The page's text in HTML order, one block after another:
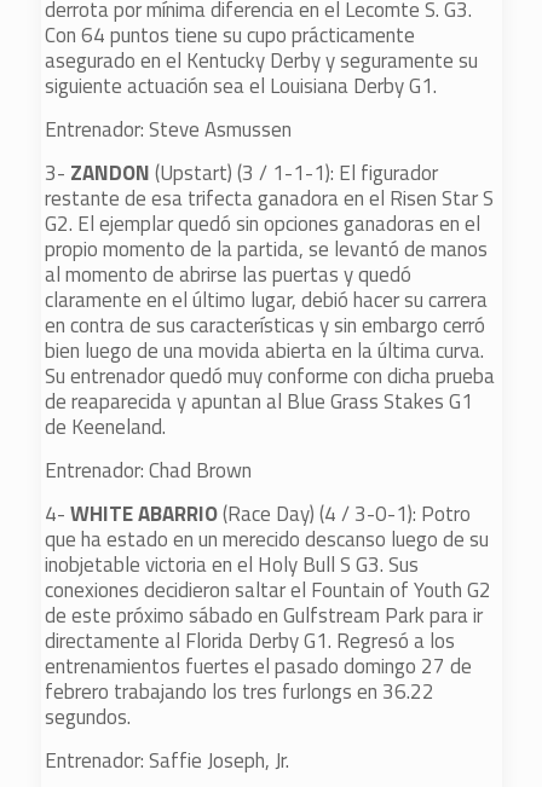
derrota por mínima diferencia en el Lecomte S. G3.
Con 64 puntos tiene su cupo prácticamente
asegurado en el Kentucky Derby y seguramente su
siguiente actuación sea el Louisiana Derby G1.
Entrenador: Steve Asmussen
3- ZANDON(Upstart) (3 / 1-1-1): El figurador
restante de esa trifecta ganadora en el Risen Star S
G2. El ejemplar quedó sin opciones ganadoras en el
propio momento de la partida, se levantó de manos
al momento de abrirse las puertas y quedó
claramente en el último lugar, debió hacer su carrera
en contra de sus características y sin embargo cerró
bien luego de una movida abierta en la última curva.
Su entrenador quedó muy conforme con dicha prueba
de reaparecida y apuntan al Blue Grass Stakes G1
de Keeneland.
Entrenador: Chad Brown
4-WHITE ABARRIO(Race Day) (4 / 3-0-1): Potro
que ha estado en un merecido descanso luego de su
inobjetable victoria en el Holy Bull S G3. Sus
conexiones decidieron saltar el Fountain of Youth G2
de este próximo sábado en Gulfstream Park para ir
directamente al Florida Derby G1. Regresó a los
entrenamientos fuertes el pasado domingo 27 de
febrero trabajando los tres furlongs en 36.22
segundos.
Entrenador: Saffie Joseph, Jr.